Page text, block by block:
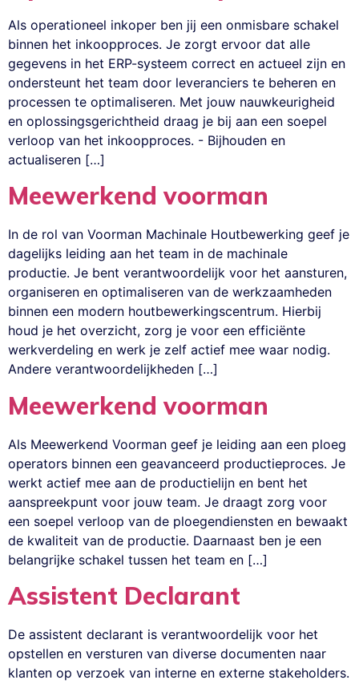
Als operationeel inkoper ben jij een onmisbare schakel
binnen het inkoopproces. Je zorgt ervoor dat alle
gegevens in het ERP-systeem correct en actueel zijn en
ondersteunt het team door leveranciers te beheren en
processen te optimaliseren. Met jouw nauwkeurigheid
en oplossingsgerichtheid draag je bij aan een soepel
verloop van het inkoopproces. - Bijhouden en
actualiseren […]
Meewerkend voorman
In de rol van Voorman Machinale Houtbewerking geef je
dagelijks leiding aan het team in de machinale
productie. Je bent verantwoordelijk voor het aansturen,
organiseren en optimaliseren van de werkzaamheden
binnen een modern houtbewerkingscentrum. Hierbij
houd je het overzicht, zorg je voor een efficiënte
werkverdeling en werk je zelf actief mee waar nodig.
Andere verantwoordelijkheden […]
Meewerkend voorman
Als Meewerkend Voorman geef je leiding aan een ploeg
operators binnen een geavanceerd productieproces. Je
werkt actief mee aan de productielijn en bent het
aanspreekpunt voor jouw team. Je draagt zorg voor
een soepel verloop van de ploegendiensten en bewaakt
de kwaliteit van de productie. Daarnaast ben je een
belangrijke schakel tussen het team en […]
Assistent Declarant
De assistent declarant is verantwoordelijk voor het
opstellen en versturen van diverse documenten naar
klanten op verzoek van interne en externe stakeholders.